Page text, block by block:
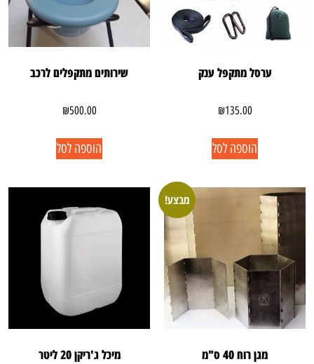
ערסל מתקפל ענק
₪135.00
הוספה לסל
שירותים מתקפלים לרכב
₪500.00
הוספה לסל
מבצע!
מגן רוח 40 ס"מ מיכל ג'ריקן 20 ליטר